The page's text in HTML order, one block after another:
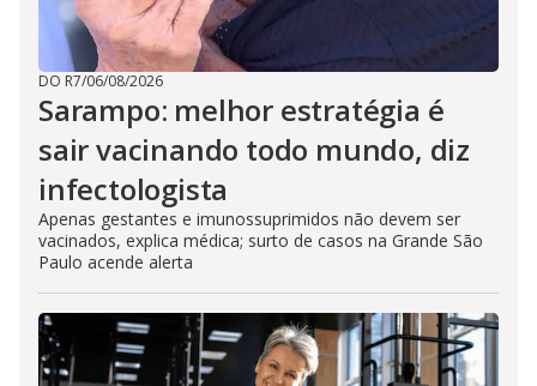
DO R7/06/08/2026
Sarampo: melhor estratégia é
sair vacinando todo mundo, diz
infectologista
Apenas gestantes e imunossuprimidos não devem ser
vacinados, explica médica; surto de casos na Grande São
Paulo acende alerta